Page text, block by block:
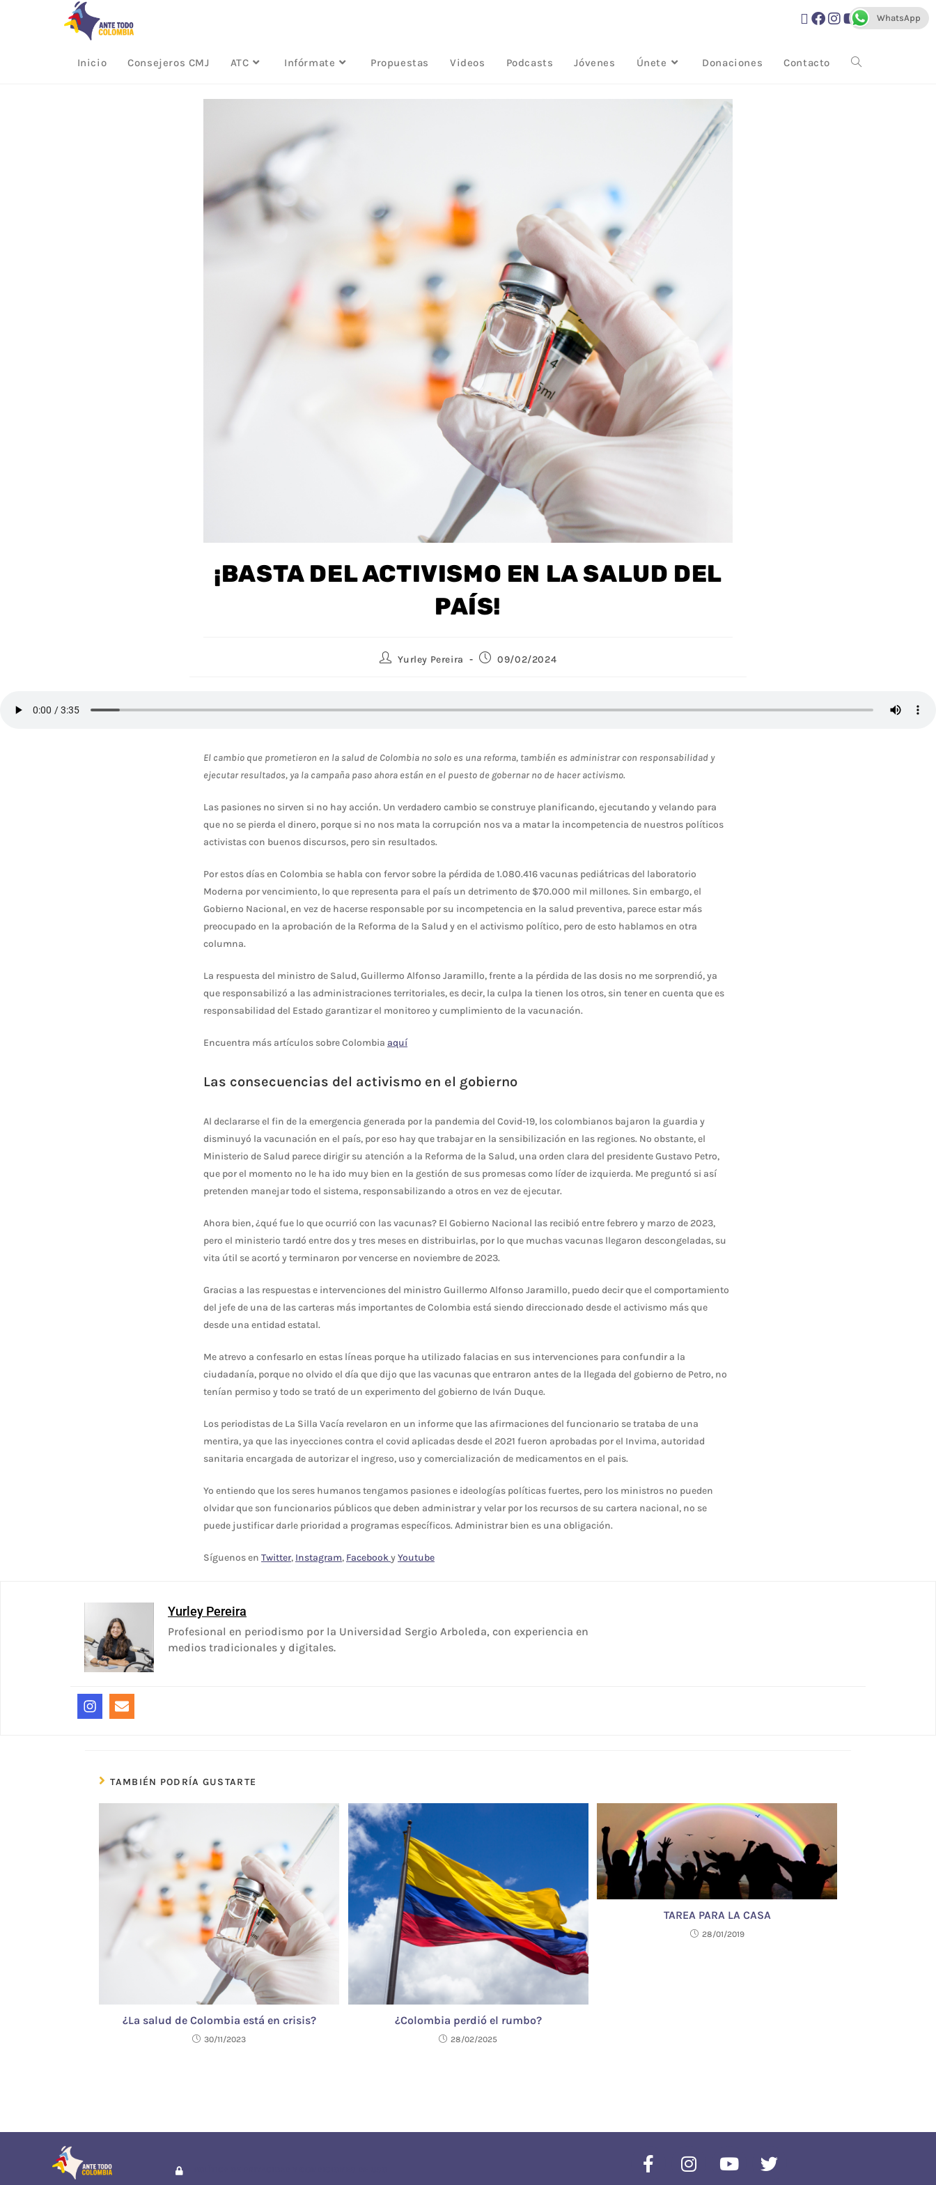
Inicio Consejeros CMJ ATC Infórmate Propuestas Videos Podcasts Jóvenes Únete Donaciones Contacto
¡BASTA DEL ACTIVISMO EN LA SALUD DEL
PAÍS!
Yurley Pereira 09/02/2024
El cambio que prometieron en la salud de Colombia no solo es una reforma, también es administrar con responsabilidad y
ejecutar resultados, ya la campaña paso ahora están en el puesto de gobernar no de hacer activismo.
Las pasiones no sirven si no hay acción. Un verdadero cambio se construye planificando, ejecutando y velando para
que no se pierda el dinero, porque si no nos mata la corrupción nos va a matar la incompetencia de nuestros políticos
activistas con buenos discursos, pero sin resultados.
Por estos días en Colombia se habla con fervor sobre la pérdida de 1.080.416 vacunas pediátricas del laboratorio
Moderna por vencimiento, lo que representa para el país un detrimento de $70.000 mil millones. Sin embargo, el
Gobierno Nacional, en vez de hacerse responsable por su incompetencia en la salud preventiva, parece estar más
preocupado en la aprobación de la Reforma de la Salud y en el activismo político, pero de esto hablamos en otra
columna.
La respuesta del ministro de Salud, Guillermo Alfonso Jaramillo, frente a la pérdida de las dosis no me sorprendió, ya
que responsabilizó a las administraciones territoriales, es decir, la culpa la tienen los otros, sin tener en cuenta que es
responsabilidad del Estado garantizar el monitoreo y cumplimiento de la vacunación.
Encuentra más artículos sobre Colombia aquí
Las consecuencias del activismo en el gobierno
Al declararse el fin de la emergencia generada por la pandemia del Covid-19, los colombianos bajaron la guardia y
disminuyó la vacunación en el país, por eso hay que trabajar en la sensibilización en las regiones. No obstante, el
Ministerio de Salud parece dirigir su atención a la Reforma de la Salud, una orden clara del presidente Gustavo Petro,
que por el momento no le ha ido muy bien en la gestión de sus promesas como líder de izquierda. Me preguntó si así
pretenden manejar todo el sistema, responsabilizando a otros en vez de ejecutar.
Ahora bien, ¿qué fue lo que ocurrió con las vacunas? El Gobierno Nacional las recibió entre febrero y marzo de 2023,
pero el ministerio tardó entre dos y tres meses en distribuirlas, por lo que muchas vacunas llegaron descongeladas, su
vita útil se acortó y terminaron por vencerse en noviembre de 2023.
Gracias a las respuestas e intervenciones del ministro Guillermo Alfonso Jaramillo, puedo decir que el comportamiento
del jefe de una de las carteras más importantes de Colombia está siendo direccionado desde el activismo más que
desde una entidad estatal.
Me atrevo a confesarlo en estas líneas porque ha utilizado falacias en sus intervenciones para confundir a la
ciudadanía, porque no olvido el día que dijo que las vacunas que entraron antes de la llegada del gobierno de Petro, no
tenían permiso y todo se trató de un experimento del gobierno de Iván Duque.
Los periodistas de La Silla Vacía revelaron en un informe que las afirmaciones del funcionario se trataba de una
mentira, ya que las inyecciones contra el covid aplicadas desde el 2021 fueron aprobadas por el Invima, autoridad
sanitaria encargada de autorizar el ingreso, uso y comercialización de medicamentos en el pais.
Yo entiendo que los seres humanos tengamos pasiones e ideologías políticas fuertes, pero los ministros no pueden
olvidar que son funcionarios públicos que deben administrar y velar por los recursos de su cartera nacional, no se
puede justificar darle prioridad a programas específicos. Administrar bien es una obligación.
Síguenos en Twitter, Instagram, FacebookyYoutube
Yurley Pereira
Profesional en periodismo por la Universidad Sergio Arboleda, con experiencia en
medios tradicionales y digitales.
TAMBIÉN PODRÍA GUSTARTE
¿La salud de Colombia está en crisis?
30/11/2023
¿Colombia perdió el rumbo?
28/02/2025
TAREA PARA LA CASA
28/01/2019
WhatsApp